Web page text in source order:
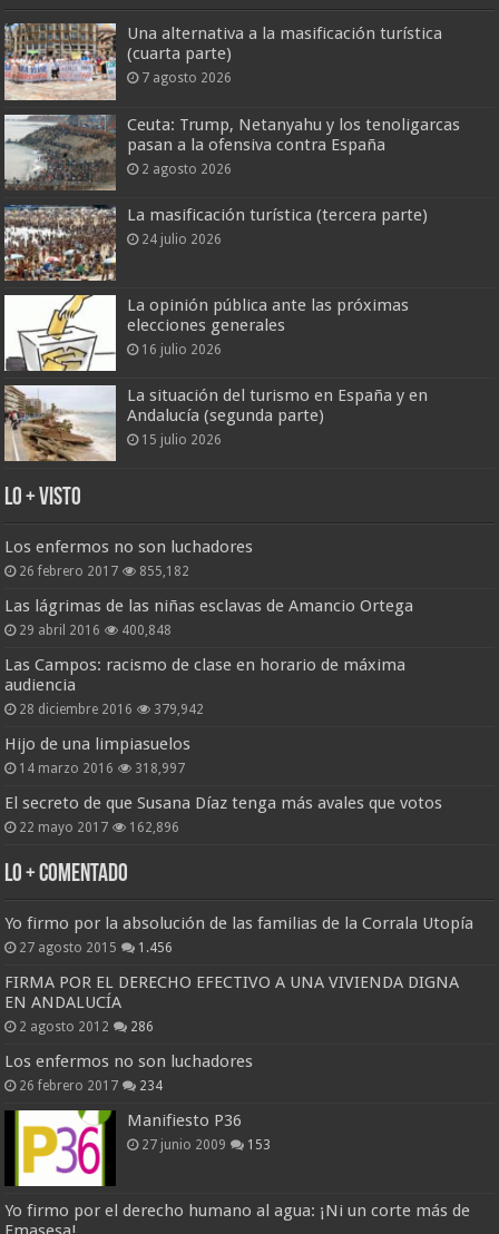
Una alternativa a la masificación turística
(cuarta parte)
7 agosto 2026
Ceuta: Trump, Netanyahu y los tenoligarcas
pasan a la ofensiva contra España
2 agosto 2026
La masificación turística (tercera parte)
24 julio 2026
La opinión pública ante las próximas
elecciones generales
16 julio 2026
La situación del turismo en España y en
Andalucía (segunda parte)
15 julio 2026
Lo + Visto
Los enfermos no son luchadores
26 febrero 2017 855,182
Las lágrimas de las niñas esclavas de Amancio Ortega
29 abril 2016 400,848
Las Campos: racismo de clase en horario de máxima
audiencia
28 diciembre 2016 379,942
Hijo de una limpiasuelos
14 marzo 2016 318,997
El secreto de que Susana Díaz tenga más avales que votos
22 mayo 2017 162,896
Lo + Comentado
Yo firmo por la absolución de las familias de la Corrala Utopía
27 agosto 2015 1.456
FIRMA POR EL DERECHO EFECTIVO A UNA VIVIENDA DIGNA
EN ANDALUCÍA
2 agosto 2012 286
Los enfermos no son luchadores
26 febrero 2017 234
Manifiesto P36
27 junio 2009 153
Yo firmo por el derecho humano al agua: ¡Ni un corte más de